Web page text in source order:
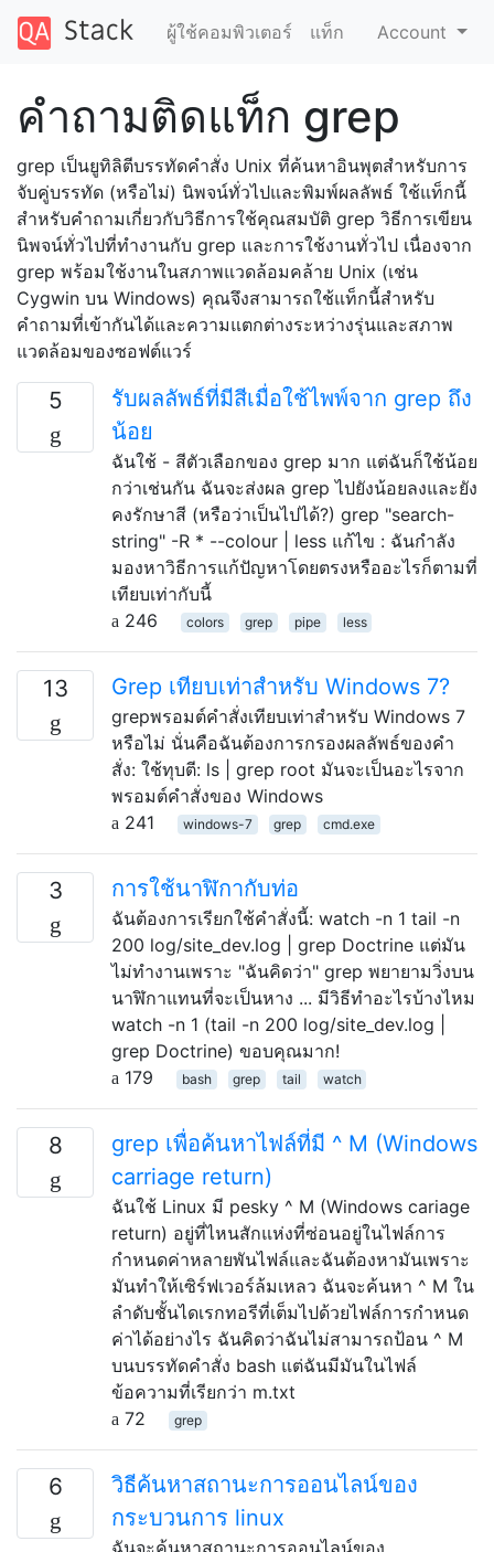
ผู้ใช้คอมพิวเตอร์ แท็ก Account
คำถามติดแท็ก grep
grep เป็นยูทิลิตีบรรทัดคำสั่ง Unix ที่ค้นหาอินพุตสำหรับการ
จับคู่บรรทัด (หรือไม่) นิพจน์ทั่วไปและพิมพ์ผลลัพธ์ ใช้แท็กนี้
สำหรับคำถามเกี่ยวกับวิธีการใช้คุณสมบัติ grep วิธีการเขียน
นิพจน์ทั่วไปที่ทำงานกับ grep และการใช้งานทั่วไป เนื่องจาก
grep พร้อมใช้งานในสภาพแวดล้อมคล้าย Unix (เช่น
Cygwin บน Windows) คุณจึงสามารถใช้แท็กนี้สำหรับ
คำถามที่เข้ากันได้และความแตกต่างระหว่างรุ่นและสภาพ
แวดล้อมของซอฟต์แวร์
5
รับผลลัพธ์ที่มีสีเมื่อใช้ไพพ์จาก grep ถึง
น้อย
ฉันใช้ - สีตัวเลือกของ grep มาก แต่ฉันก็ใช้น้อย
กว่าเช่นกัน ฉันจะส่งผล grep ไปยังน้อยลงและยัง
คงรักษาสี (หรือว่าเป็นไปได้?) grep "search-
string" -R * --colour | less แก้ไข : ฉันกำลัง
มองหาวิธีการแก้ปัญหาโดยตรงหรืออะไรก็ตามที่
เทียบเท่ากับนี้
246
colors grep pipe less
13 Grep เทียบเท่าสำหรับ Windows 7?
grepพรอมต์คำสั่งเทียบเท่าสำหรับ Windows 7
หรือไม่ นั่นคือฉันต้องการกรองผลลัพธ์ของคำ
สั่ง: ใช้ทุบตี: ls | grep root มันจะเป็นอะไรจาก
พรอมต์คำสั่งของ Windows
241
windows-7 grep cmd.exe
3 การใช้นาฬิกากับท่อ
ฉันต้องการเรียกใช้คำสั่งนี้: watch -n 1 tail -n
200 log/site_dev.log | grep Doctrine แต่มัน
ไม่ทำงานเพราะ "ฉันคิดว่า" grep พยายามวิ่งบน
นาฬิกาแทนที่จะเป็นหาง ... มีวิธีทำอะไรบ้างไหม
watch -n 1 (tail -n 200 log/site_dev.log |
grep Doctrine) ขอบคุณมาก!
179
bash grep tail watch
8
grep เพื่อค้นหาไฟล์ที่มี ^ M (Windows
carriage return)
ฉันใช้ Linux มี pesky ^ M (Windows cariage
return) อยู่ที่ไหนสักแห่งที่ซ่อนอยู่ในไฟล์การ
กำหนดค่าหลายพันไฟล์และฉันต้องหามันเพราะ
มันทำให้เซิร์ฟเวอร์ล้มเหลว ฉันจะค้นหา ^ M ใน
ลำดับชั้นไดเรกทอรีที่เต็มไปด้วยไฟล์การกำหนด
ค่าได้อย่างไร ฉันคิดว่าฉันไม่สามารถป้อน ^ M
บนบรรทัดคำสั่ง bash แต่ฉันมีมันในไฟล์
ข้อความที่เรียกว่า m.txt
72
grep
6
วิธีค้นหาสถานะการออนไลน์ของ
กระบวนการ linux
ฉันจะค้นหาสถานะการออนไลน์ของ